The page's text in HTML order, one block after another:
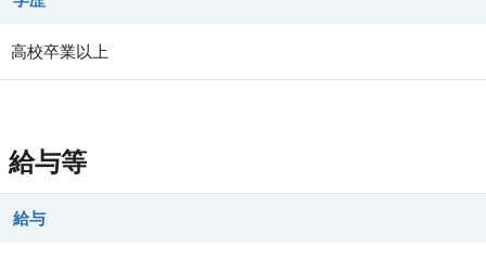
高校卒業以上
給与等
給与